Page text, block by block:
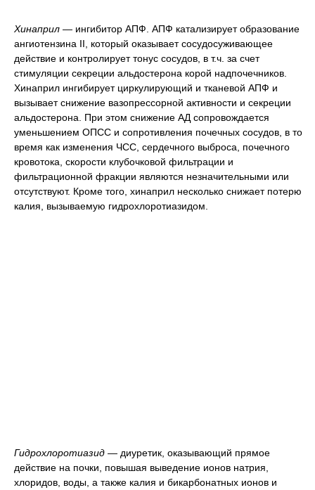
Хинаприл — ингибитор АПФ. АПФ катализирует образование
ангиотензина II, который оказывает сосудосуживающее
действие и контролирует тонус сосудов, в т.ч. за счет
стимуляции секреции альдостерона корой надпочечников.
Хинаприл ингибирует циркулирующий и тканевой АПФ и
вызывает снижение вазопрессорной активности и секреции
альдостерона. При этом снижение АД сопровождается
уменьшением ОПСС и сопротивления почечных сосудов, в то
время как изменения ЧСС, сердечного выброса, почечного
кровотока, скорости клубочковой фильтрации и
фильтрационной фракции являются незначительными или
отсутствуют. Кроме того, хинаприл несколько снижает потерю
калия, вызываемую гидрохлоротиазидом.
Гидрохлоротиазид — диуретик, оказывающий прямое
действие на почки, повышая выведение ионов натрия,
хлоридов, воды, а также калия и бикарбонатных ионов и